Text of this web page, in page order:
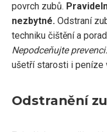
povrch zubů.
nezbytné. Odstraní
techniku čištění a
Nepodceňujte prevenci.
ušetří starosti i peníze
Odstranění